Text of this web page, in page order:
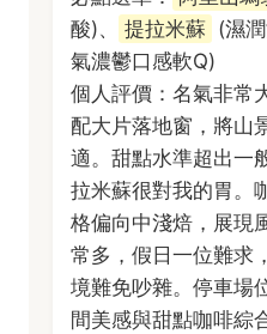
酸)、
提拉米蘇 (濕潤
氣濃鬱口感軟Q)
個人評價：名氣非常
配大片落地窗，將山
適。甜點水準超出一
拉米蘇很對我的胃。
格偏向中淺焙，展現
常多，假日一位難求
境難免吵雜。停車場
間美感與甜點咖啡綜